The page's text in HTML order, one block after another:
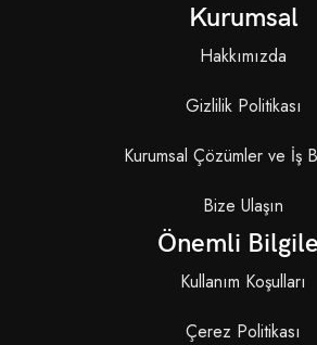
Kurumsal
Hakkımızda
Gizlilik Politikası
Kurumsal Çözümler ve İş
Bize Ulaşın
Önemli
Kullanım Koşulları
Çerez Politikası